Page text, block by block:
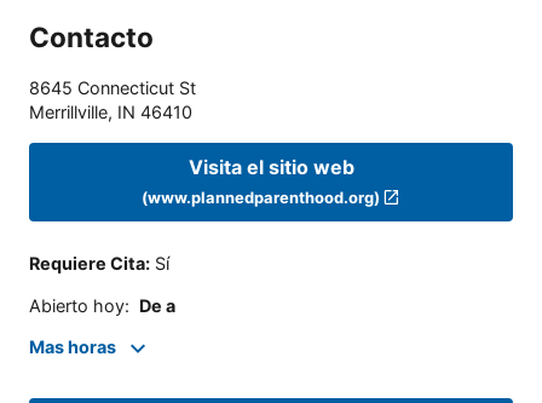
Contacto
8645 Connecticut St
Merrillville, IN 46410
Visita el sitio web
(www.plannedparenthood.org)
Requiere Cita: Sí
Abierto hoy: De a
Mas horas